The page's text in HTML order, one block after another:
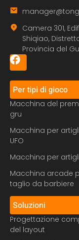
Camera 301,
Shiqiao,
Provincia del
Per tipi di gioco
Macchina del
gru
Macchina per
UFO
Macchina per
Macchina arcade
taglio da barbiere
Soluzioni
Progettazione
del layout